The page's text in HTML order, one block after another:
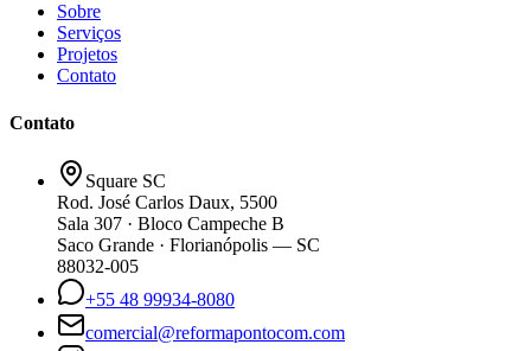
Sobre
Serviços
Projetos
Contato
Contato
Square SC
Rod. José Carlos Daux, 5500
Sala 307 · Bloco Campeche B
Saco Grande · Florianópolis — SC
88032-005
+55 48 99934-8080
comercial@reformapontocom.com